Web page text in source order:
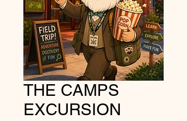
THE CAMPS
EXCURSION